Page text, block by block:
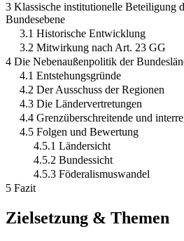
3 Klassische institutionelle Beteiligung
Bundesebene
3.1 Historische Entwicklung
3.2 Mitwirkung nach Art. 23 GG
4 Die Nebenaußenpolitik der
4.1 Entstehungsgründe
4.2 Der Ausschuss der Regionen
4.3 Die Ländervertretungen
4.4 Grenzüberschreitende und
4.5 Folgen und Bewertung
4.5.1 Ländersicht
4.5.2 Bundessicht
4.5.3 Föderalismuswandel
5 Fazit
Zielsetzung & Themen